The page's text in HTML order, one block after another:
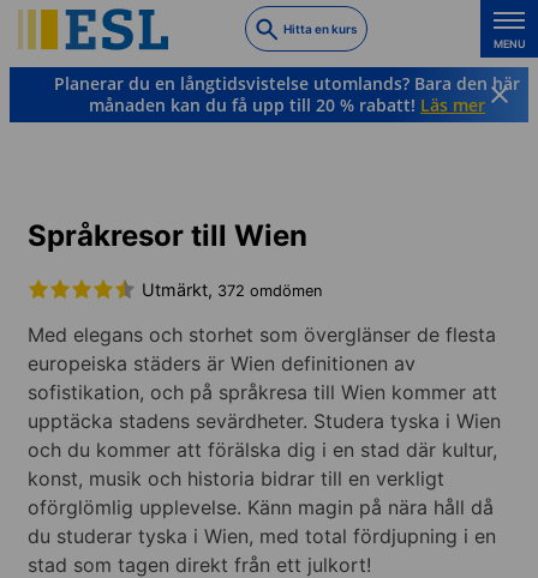
to
main
content
Hitta en kurs
MENU
Planerar du en långtidsvistelse utomlands? Bara den här
månaden kan du få upp till 20 % rabatt! Läs mer
Språkresor till Wien
Utmärkt, 372 omdömen
Med elegans och storhet som överglänser de flesta
europeiska städers är Wien definitionen av
sofistikation, och på språkresa till Wien kommer att
upptäcka stadens sevärdheter. Studera tyska i Wien
och du kommer att förälska dig i en stad där kultur,
konst, musik och historia bidrar till en verkligt
oförglömlig upplevelse. Känn magin på nära håll då
du studerar tyska i Wien, med total fördjupning i en
stad som tagen direkt från ett julkort!